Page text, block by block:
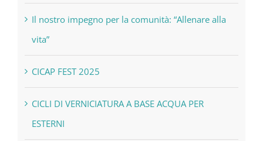
Il nostro impegno per la comunità: “Allenare alla
vita”
CICAP FEST 2025
CICLI DI VERNICIATURA A BASE ACQUA PER
ESTERNI